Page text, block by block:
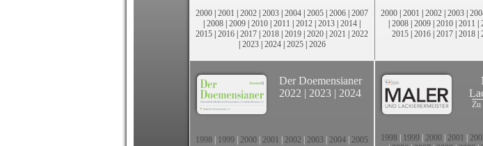
2000 | 2001 | 2002 | 2003 | 2004 | 2005 | 2006 | 2007
| 2008 | 2009 | 2010 | 2011 | 2012 | 2013 | 2014 |
2015 | 2016 | 2017 | 2018 | 2019 | 2020 | 2021 | 2022
| 2023| 2024| 2025| 2026
2000 | 2001 | 2002 | 2003 |
| 2008 | 2009 | 2010 | 2011 |
2015 | 2016 | 2017 | 2018 |
Der Doemensianer
2022 | 2023 | 2024
1998 1999 2000 2001 2002 2003 2004 2005
Zu
1998 1999 2000 2001